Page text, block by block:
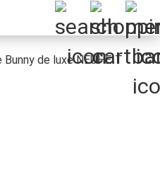
de luxe NEUHEIT